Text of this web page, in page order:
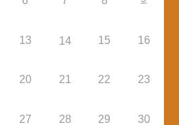
13 14 15 16
20 21 22 23
27 28 29 30